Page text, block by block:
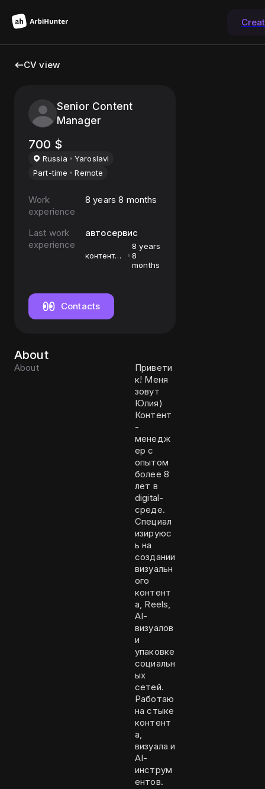
CV view
Senior Content
Manager
700 $
Russia
Yaroslavl
Part-time
Remote
Work
experience
8 years 8 months
Last work
experience
автосервис
контент
8 years
8
months
Contacts
About
About
Привети
к! Меня
зовут
Юлия)
Контент
-
менедж
ер с
опытом
более 8
лет в
digital-
среде.
Специал
изируюс
ь на
создании
визуальн
ого
контент
а, Reels,
AI-
визуалов
и
упаковке
социальн
ых
сетей.
Работаю
на стыке
контент
а,
визуала и
AI-
инструм
ентов.